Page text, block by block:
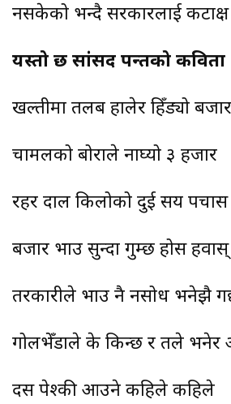
नसकेको भन्दै सरकारलाई
यस्तो छ सांसद पन्तको कविता
खल्तीमा तलब हालेर हिँड्यो बजार
चामलको बोराले नाघ्यो ३ हजार
रहर दाल किलोको दुई सय पचास
बजार भाउ सुन्दा गुम्छ होस हवास्
तरकारीले भाउ नै नसोध भनेझै
गोलभेँडाले के किन्छ र तैँले भनेर
दसैँ पेश्की आउने कहिले कहिले